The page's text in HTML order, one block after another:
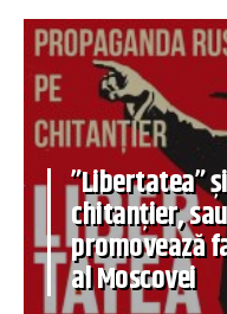
”Libertatea”
chitanțier,
promovează
al Moscovei